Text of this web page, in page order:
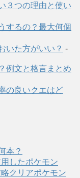
３つの理由と使い
するの？最大何個
いた方がいい？ -
例文と格言まとめ
の良いクエはど
本？
したポケモン
クリアポケモン